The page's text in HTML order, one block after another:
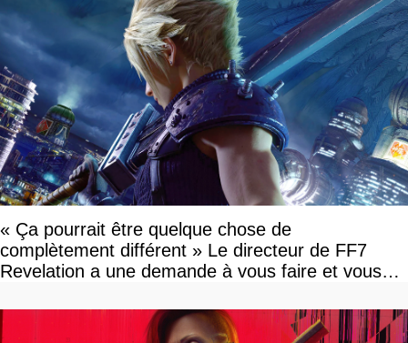
« Ça pourrait être quelque chose de
complètement différent » Le directeur de FF7
Revelation a une demande à vous faire et vous